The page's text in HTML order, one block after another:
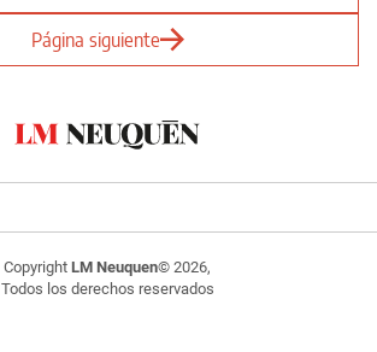
Página siguiente
Copyright LM Neuquen© 2026,
Todos los derechos reservados